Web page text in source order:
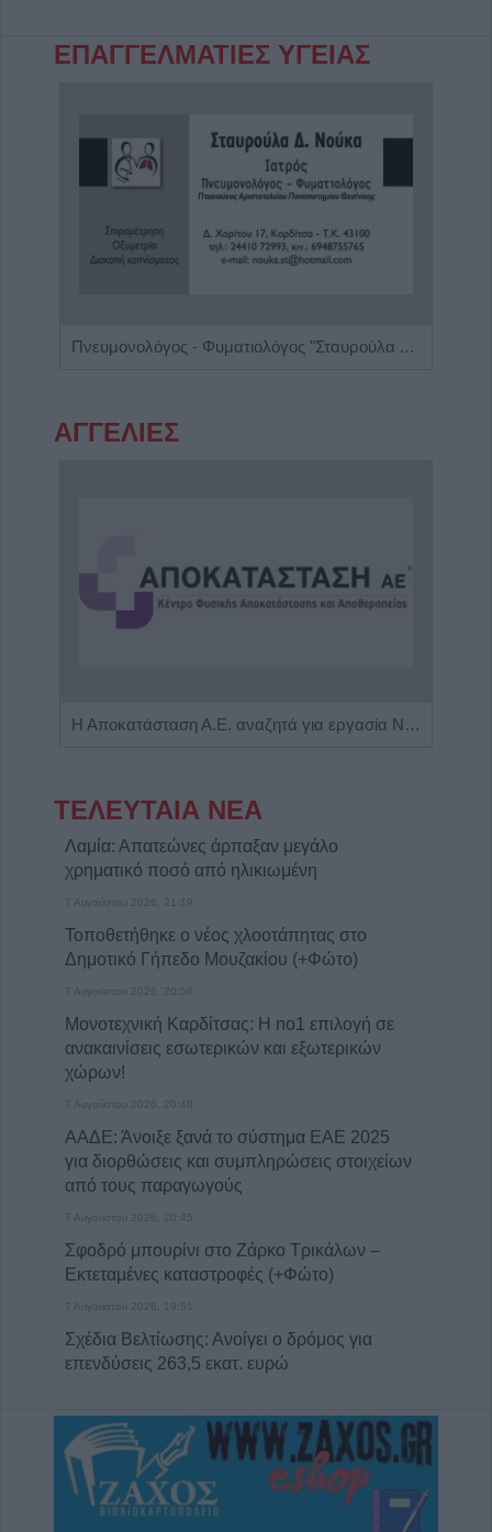
ΕΠΑΓΓΕΛΜΑΤΙΕΣ ΥΓΕΙΑΣ
Πνευμονολόγος - Φυματιολόγος "Σταυρούλα Δ. Νούκα"
ΑΓΓΕΛΙΕΣ
Η Αποκατάσταση Α.Ε. αναζητά για εργασία Νοσηλευτές και Βοηθούς Νοσηλευτές
ΤΕΛΕΥΤΑΙΑ ΝΕΑ
Λαμία: Απατεώνες άρπαξαν μεγάλο
χρηματικό ποσό από ηλικιωμένη
7 Αυγούστου 2026, 21:19
Τοποθετήθηκε ο νέος χλοοτάπητας στο
Δημοτικό Γήπεδο Μουζακίου (+Φώτο)
7 Αυγούστου 2026, 20:56
Μονοτεχνική Καρδίτσας: Η no1 επιλογή σε
ανακαινίσεις εσωτερικών και εξωτερικών
χώρων!
7 Αυγούστου 2026, 20:48
ΑΑΔΕ: Άνοιξε ξανά το σύστημα ΕΑΕ 2025
για διορθώσεις και συμπληρώσεις στοιχείων
από τους παραγωγούς
7 Αυγούστου 2026, 20:45
Σφοδρό μπουρίνι στο Ζάρκο Τρικάλων –
Εκτεταμένες καταστροφές (+Φώτο)
7 Αυγούστου 2026, 19:51
Σχέδια Βελτίωσης: Ανοίγει ο δρόμος για
επενδύσεις 263,5 εκατ. ευρώ
Καταβλήθηκαν 33,58 εκατ. ευρώ σε 67.746
δικαιούχους για την αγορά λιπασμάτων
7 Αυγούστου 2026, 19:35
Η Αγγλική Ποδοσφαιρική Ομοσπονδία